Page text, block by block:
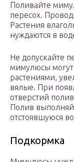
Поливайте
пересох.
Растения
нуждаются в
Не допускайте
мимулюсы могут
растениями,
вялые. При
отверстий
Полив
отстоявшуюся
Подкормка